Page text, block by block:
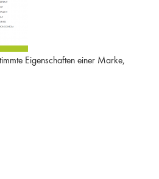
Eigenschaften einer Marke,